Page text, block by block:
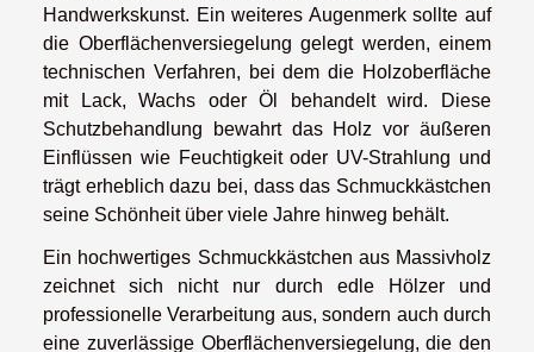
Handwerkskunst. Ein weiteres Augenmerk sollte auf
die Oberflächenversiegelung gelegt werden, einem
technischen Verfahren, bei dem die Holzoberfläche
mit Lack, Wachs oder Öl behandelt wird. Diese
Schutzbehandlung bewahrt das Holz vor äußeren
Einflüssen wie Feuchtigkeit oder UV-Strahlung und
trägt erheblich dazu bei, dass das Schmuckkästchen
seine Schönheit über viele Jahre hinweg behält.
Ein hochwertiges Schmuckkästchen aus Massivholz
zeichnet sich nicht nur durch edle Hölzer und
professionelle Verarbeitung aus, sondern auch durch
eine zuverlässige Oberflächenversiegelung, die den